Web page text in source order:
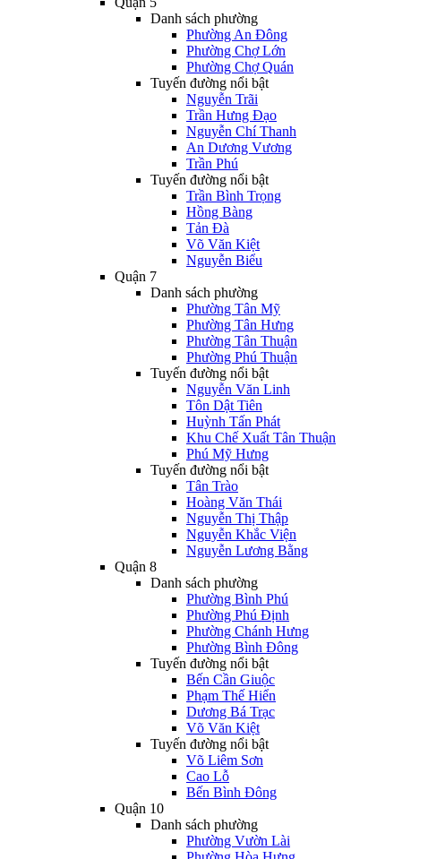
Danh sách phường
Phường An Đông
Phường Chợ Lớn
Phường Chợ Quán
Tuyến đường nổi bật
Nguyễn Trãi
Trần Hưng Đạo
Nguyễn Chí Thanh
An Dương Vương
Trần Phú
Tuyến đường nổi bật
Trần Bình Trọng
Hồng Bàng
Tản Đà
Võ Văn Kiệt
Nguyễn Biểu
Quận 7
Danh sách phường
Phường Tân Mỹ
Phường Tân Hưng
Phường Tân Thuận
Phường Phú Thuận
Tuyến đường nổi bật
Nguyễn Văn Linh
Tôn Dật Tiên
Huỳnh Tấn Phát
Khu Chế Xuất Tân Thuận
Phú Mỹ Hưng
Tuyến đường nổi bật
Tân Trào
Hoàng Văn Thái
Nguyễn Thị Thập
Nguyễn Khắc Viện
Nguyễn Lương Bằng
Quận 8
Danh sách phường
Phường Bình Phú
Phường Phú Định
Phường Chánh Hưng
Phường Bình Đông
Tuyến đường nổi bật
Bến Cần Giuộc
Phạm Thế Hiển
Dương Bá Trạc
Võ Văn Kiệt
Tuyến đường nổi bật
Võ Liêm Sơn
Cao Lỗ
Bến Bình Đông
Quận 10
Danh sách phường
Phường Vườn Lài